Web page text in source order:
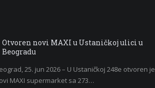
Otvoren novi MAXI u Ustaničkoj ulici u
Beogradu
25. jun 2026 – U Ustaničkoj 248e otvoren je
MAXI supermarket sa 273…